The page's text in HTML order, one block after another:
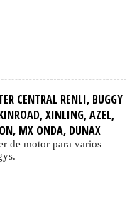
CENTRAL RENLI, BUGGY
XINLING, AZEL,
MX ONDA, DUNAX
de motor para varios